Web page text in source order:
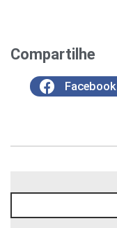
Compartilhe
Facebook